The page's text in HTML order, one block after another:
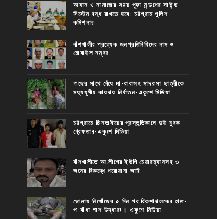
আযান ও নামাজের সময় পূজা মন্ডপের সাউন্ড
সিস্টেম বন্ধ রাখতে হবে: চট্টগ্রাম পুলিশ
কমিশনার
বাঁশখালীর প্রত্যেক জনপ্রতিনিধিদের নাম ও
মোবাইল নম্বর
গাছের সাথে বেঁধে মা-বাবাসহ মাদরাসা ছাত্রীকে
মধ্যযুগীয় কায়দায় নির্যাতন-একুশে মিডিয়া
চট্টগ্রামে ছিনতাইয়ের প্রস্তুতিকালে দুই যুবক
গ্রেফতার-একুশে মিডিয়া
বাঁশখালীতে আ.লীগের ইউপি চেয়ারম্যানসহ ৩
জনের বিরুদ্ধে পরোয়ানা জারি
ভোলায় নিখোঁজের ৫ দিন পর রিকশাচালকের হাত-
পা বাঁধা লাশ উদ্ধার!। একুশে মিডিয়া